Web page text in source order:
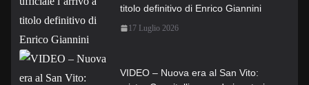
titolo definitivo di Enrico Giannini
17 Luglio 2026
VIDEO – Nuova era al San Vito: